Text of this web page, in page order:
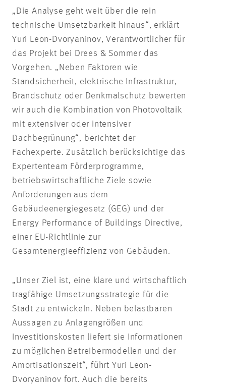
„Die Analyse geht weit über die rein
technische Umsetzbarkeit hinaus“, erklärt
Yuri Leon-Dvoryaninov, Verantwortlicher für
das Projekt bei Drees & Sommer das
Vorgehen. „Neben Faktoren wie
Standsicherheit, elektrische Infrastruktur,
Brandschutz oder Denkmalschutz bewerten
wir auch die Kombination von Photovoltaik
mit extensiver oder intensiver
Dachbegrünung“, berichtet der
Fachexperte. Zusätzlich berücksichtige das
Expertenteam Förderprogramme,
betriebswirtschaftliche Ziele sowie
Anforderungen aus dem
Gebäudeenergiegesetz (GEG) und der
Energy Performance of Buildings Directive,
einer EU-Richtlinie zur
Gesamtenergieeffizienz von Gebäuden.
„Unser Ziel ist, eine klare und wirtschaftlich
tragfähige Umsetzungsstrategie für die
Stadt zu entwickeln. Neben belastbaren
Aussagen zu Anlagengrößen und
Investitionskosten liefert sie Informationen
zu möglichen Betreibermodellen und der
Amortisationszeit“, führt Yuri Leon-
Dvoryaninov fort. Auch die bereits